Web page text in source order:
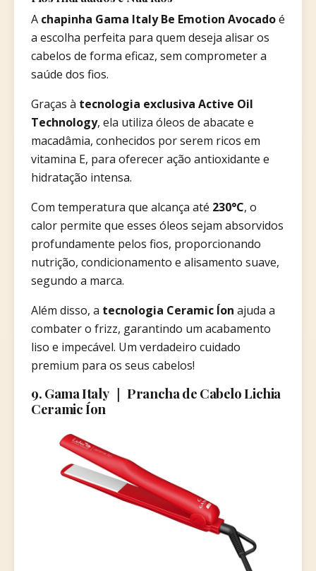
A chapinha Gama Italy Be Emotion Avocadoé
a escolha perfeita para quem deseja alisar os
cabelos de forma eficaz, sem comprometer a
saúde dos fios.
Graças à tecnologia exclusiva Active Oil
Technology, ela utiliza óleos de abacate e
macadâmia, conhecidos por serem ricos em
vitamina E, para oferecer ação antioxidante e
hidratação intensa.
Com temperatura que alcança até 230°C, o
calor permite que esses óleos sejam absorvidos
profundamente pelos fios, proporcionando
nutrição, condicionamento e alisamento suave,
segundo a marca.
Além disso, a tecnologia Ceramic Íon ajuda a
combater o frizz, garantindo um acabamento
liso e impecável. Um verdadeiro cuidado
premium para os seus cabelos!
9. Gama Italy ｜ Prancha de Cabelo Lichia
Ceramic Íon